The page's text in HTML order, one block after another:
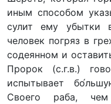
иным способом
сулит ему убытки
человек погряз в
содеянном и
Пророк (с.г.в.)
испытывает
Своего раба,